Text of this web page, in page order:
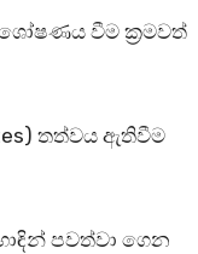
වීම ක්‍රමවත්
තත්වය ඇතිවීම
පවත්වා ගෙන